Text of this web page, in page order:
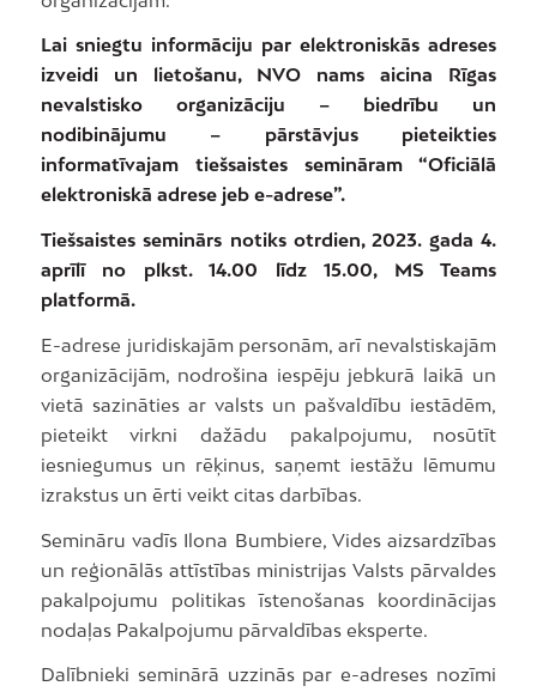
Lai sniegtu informāciju par elektroniskās adreses
izveidi un lietošanu, NVO nams aicina Rīgas
nevalstisko organizāciju – biedrību un
nodibinājumu – pārstāvjus pieteikties
informatīvajam tiešsaistes semināram “Oficiālā
elektroniskā adrese jeb e-adrese”.
Tiešsaistes seminārs notiks otrdien, 2023. gada 4.
aprīlī no plkst. 14.00 līdz 15.00, MS Teams
platformā.
E-adrese juridiskajām personām, arī nevalstiskajām
organizācijām, nodrošina iespēju jebkurā laikā un
vietā sazināties ar valsts un pašvaldību iestādēm,
pieteikt virkni dažādu pakalpojumu, nosūtīt
iesniegumus un rēķinus, saņemt iestāžu lēmumu
izrakstus un ērti veikt citas darbības.
Semināru vadīs Ilona Bumbiere, Vides aizsardzības
un reģionālās attīstības ministrijas Valsts pārvaldes
pakalpojumu politikas īstenošanas koordinācijas
nodaļas Pakalpojumu pārvaldības eksperte.
Dalībnieki seminārā uzzinās par e-adreses nozīmi